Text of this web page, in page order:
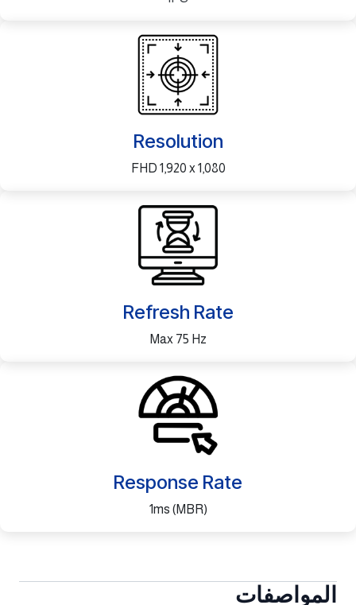
Resolution
FHD 1,920 x 1,080
Refresh Rate
Max 75 Hz
Response Rate
1ms (MBR)
المواصفات